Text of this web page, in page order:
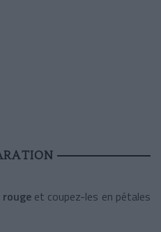
et coupez-les en pétales